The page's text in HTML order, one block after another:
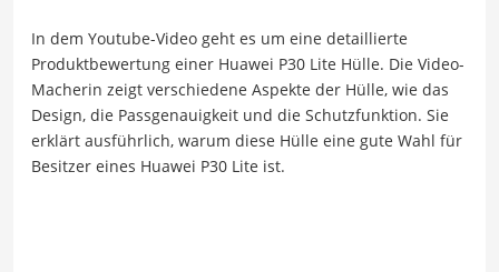
In dem Youtube-Video geht es um eine detaillierte
Produktbewertung einer Huawei P30 Lite Hülle. Die Video-
Macherin zeigt verschiedene Aspekte der Hülle, wie das
Design, die Passgenauigkeit und die Schutzfunktion. Sie
erklärt ausführlich, warum diese Hülle eine gute Wahl für
Besitzer eines Huawei P30 Lite ist.